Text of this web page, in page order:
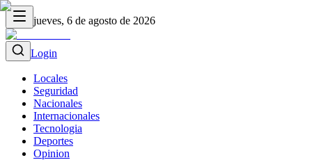
jueves, 6 de agosto de 2026
Login
Locales
Seguridad
Nacionales
Internacionales
Tecnologia
Deportes
Opinion